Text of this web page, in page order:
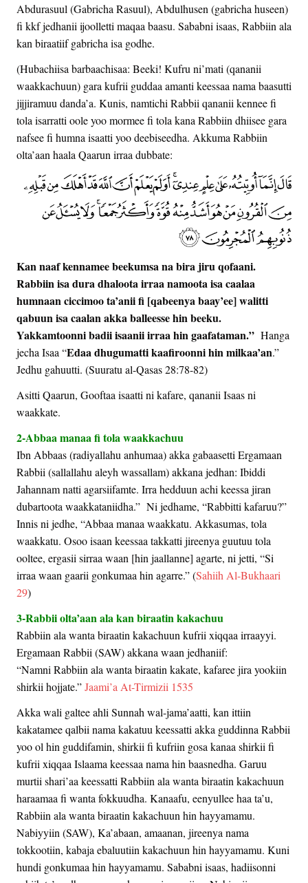
Abdurasuul (Gabricha Rasuul), Abdulhusen (gabricha huseen)
fi kkf jedhanii ijoolletti maqaa baasu. Sababni isaas, Rabbiin ala
kan biraatiif gabricha isa godhe.
(Hubachiisa barbaachisaa: Beeki! Kufru ni’mati (qananii
waakkachuun) gara kufrii guddaa amanti keessaa nama baasutti
jijjiramuu danda’a. Kunis, namtichi Rabbii qananii kennee fi
tola isarratti oole yoo mormee fi tola kana Rabbiin dhiisee gara
nafsee fi humna isaatti yoo deebiseedha. Akkuma Rabbiin
olta’aan haala Qaarun irraa dubbate:
Kan naaf kennamee beekumsa na bira jiru qofaani.
Rabbiin isa dura dhaloota irraa namoota isa caalaa
humnaan ciccimoo ta’anii fi [qabeenya baay’ee] walitti
qabuun isa caalan akka balleesse hin beeku.
Yakkamtoonni badii isaanii irraa hin gaafataman.” Hanga
jecha Isaa “Edaa dhugumatti kaafiroonni hin milkaa’an.”
Jedhu gahuutti. (Suuratu al-Qasas 28:78-82)
Asitti Qaarun, Gooftaa isaatti ni kafare, qananii Isaas ni
waakkate.
2-Abbaa manaa fi tola waakkachuu
Ibn Abbaas (radiyallahu anhumaa) akka gabaasetti Ergamaan
Rabbii (sallallahu aleyh wassallam) akkana jedhan: Ibiddi
Jahannam natti agarsiifamte. Irra hedduun achi keessa jiran
dubartoota waakkataniidha.” Ni jedhame, “Rabbitti kafaruu?”
Innis ni jedhe, “Abbaa manaa waakkatu. Akkasumas, tola
waakkatu. Osoo isaan keessaa takkatti jireenya guutuu tola
ooltee, ergasii sirraa waan [hin jaallanne] agarte, ni jetti, “Si
irraa waan gaarii gonkumaa hin agarre.” (Sahiih Al-Bukhaari
29)
3-Rabbii olta’aan ala kan biraatin kakachuu
Rabbiin ala wanta biraatin kakachuun kufrii xiqqaa irraayyi.
Ergamaan Rabbii (SAW) akkana waan jedhaniif:
“Namni Rabbiin ala wanta biraatin kakate, kafaree jira yookiin
shirkii hojjate.”Jaami’a At-Tirmizii 1535
Akka wali galtee ahli Sunnah wal-jama’aatti, kan ittiin
kakatamee qalbii nama kakatuu keessatti akka guddinna Rabbii
yoo ol hin guddifamin, shirkii fi kufriin gosa kanaa shirkii fi
kufrii xiqqaa Islaama keessaa nama hin baasnedha. Garuu
murtii shari’aa keessatti Rabbiin ala wanta biraatin kakachuun
haraamaa fi wanta fokkuudha. Kanaafu, eenyullee haa ta’u,
Rabbiin ala wanta biraatin kakachuun hin hayyamamu.
Nabiyyiin (SAW), Ka’abaan, amaanan, jireenya nama
tokkootiin, kabaja ebaluutiin kakachuun hin hayyamamu. Kuni
hundi gonkumaa hin hayyamamu. Sababni isaas, hadiisonni